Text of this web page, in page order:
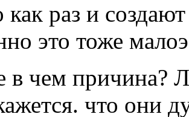
как раз и
это тоже
в чем причина?
что они